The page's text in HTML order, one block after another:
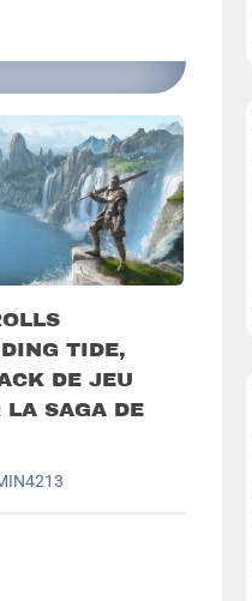
TIDE,
DE JEU
LA SAGA DE